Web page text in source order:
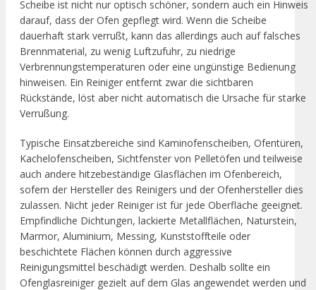
Scheibe ist nicht nur optisch schöner, sondern auch ein Hinweis
darauf, dass der Ofen gepflegt wird. Wenn die Scheibe
dauerhaft stark verrußt, kann das allerdings auch auf falsches
Brennmaterial, zu wenig Luftzufuhr, zu niedrige
Verbrennungstemperaturen oder eine ungünstige Bedienung
hinweisen. Ein Reiniger entfernt zwar die sichtbaren
Rückstände, löst aber nicht automatisch die Ursache für starke
Verrußung.
Typische Einsatzbereiche sind Kaminofenscheiben, Ofentüren,
Kachelofenscheiben, Sichtfenster von Pelletöfen und teilweise
auch andere hitzebeständige Glasflächen im Ofenbereich,
sofern der Hersteller des Reinigers und der Ofenhersteller dies
zulassen. Nicht jeder Reiniger ist für jede Oberfläche geeignet.
Empfindliche Dichtungen, lackierte Metallflächen, Naturstein,
Marmor, Aluminium, Messing, Kunststoffteile oder
beschichtete Flächen können durch aggressive
Reinigungsmittel beschädigt werden. Deshalb sollte ein
Ofenglasreiniger gezielt auf dem Glas angewendet werden und